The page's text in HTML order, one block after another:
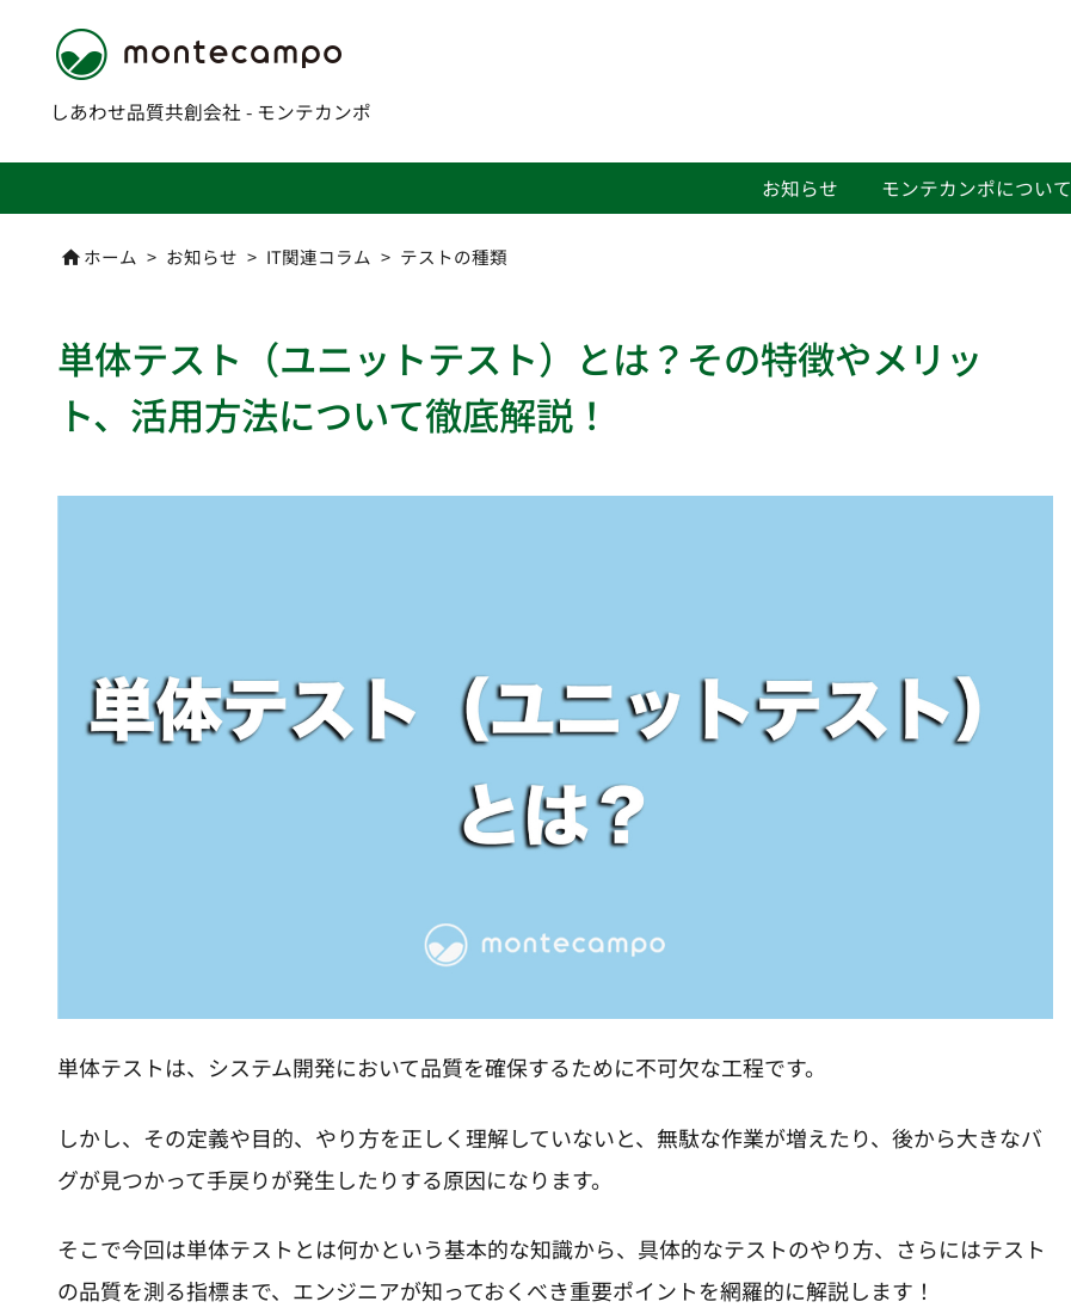
しあわせ品質共創会社 - モンテカンポ
お知らせ モンテカンポについて
 ホーム > お知らせ > IT関連コラム > テストの種類
単体テスト（ユニットテスト）とは？その特徴やメリッ
ト、活用方法について徹底解説！
単体テストは、システム開発において品質を確保するために不可欠な工程です。
しかし、その定義や目的、やり方を正しく理解していないと、無駄な作業が増えたり、後から大きなバ
グが見つかって手戻りが発生したりする原因になります。
そこで今回は単体テストとは何かという基本的な知識から、具体的なテストのやり方、さらにはテスト
の品質を測る指標まで、エンジニアが知っておくべき重要ポイントを網羅的に解説します！